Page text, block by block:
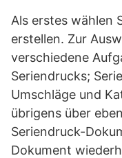
Als erstes wählen
erstellen. Zur
verschiedene
Seriendrucks;
Umschläge und
übrigens über
Seriendruck-
Dokument